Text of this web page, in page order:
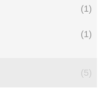
(1)
(1)
(5)